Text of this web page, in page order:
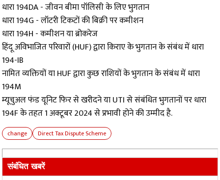
धारा 194DA - जीवन बीमा पॉलिसी के लिए भुगतान
धारा 194G - लॉटरी टिकटों की बिक्री पर कमीशन
धारा 194H - कमीशन या ब्रोकरेज
हिंदू अविभाजित परिवारों (HUF) द्वारा किराए के भुगतान के संबंध में धारा
194-IB
नामित व्यक्तियों या HUF द्वारा कुछ राशियों के भुगतान के संबंध में धारा
194M
म्यूचुअल फंड यूनिट फिर से खरीदने या UTI से संबंधित भुगतानों पर धारा
194F के तहत 1 अक्टूबर 2024 से प्रभावी होने की उम्मीद है.
change Direct Tax Dispute Scheme
संबंधित खबरें